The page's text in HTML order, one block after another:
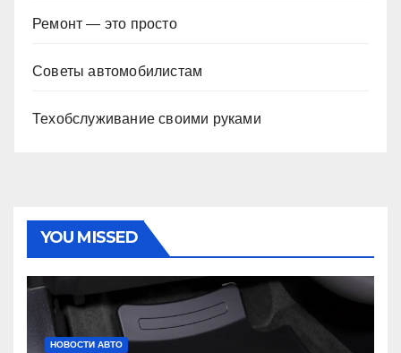
Ремонт — это просто
Советы автомобилистам
Техобслуживание своими руками
YOU MISSED
НОВОСТИ АВТО